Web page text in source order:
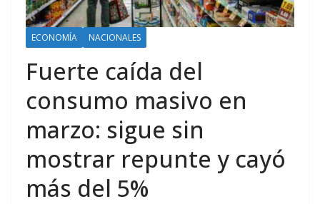
ECONOMÍA NACIONALES
Fuerte caída del
consumo masivo en
marzo: sigue sin
mostrar repunte y cayó
más del 5%